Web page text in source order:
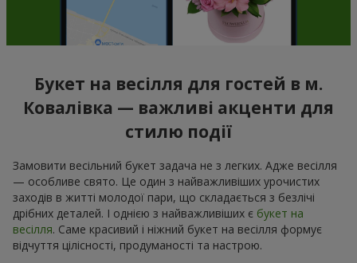
Букет на весілля для гостей в м.
Ковалівка — важливі акценти для
стилю події
Замовити весільний букет задача не з легких. Адже весілля
— особливе свято. Це один з найважливіших урочистих
заходів в житті молодої пари, що складається з безлічі
дрібних деталей. І однією з найважливіших є букет на
весілля. Саме красивий і ніжний букет на весілля формує
відчуття цілісності, продуманості та настрою.